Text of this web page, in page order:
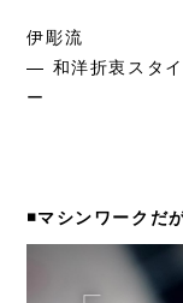
伊彫流
— 和洋折衷スタ
ー
◾️マシンワークだ